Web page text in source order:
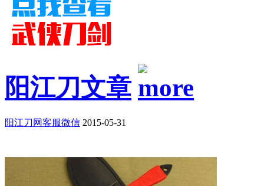
阳江刀文章
阳江刀网客服微信 2015-05-31